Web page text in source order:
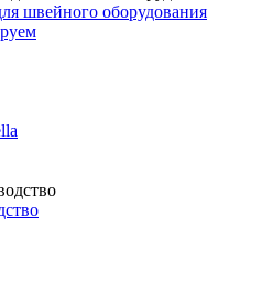
швейного оборудования